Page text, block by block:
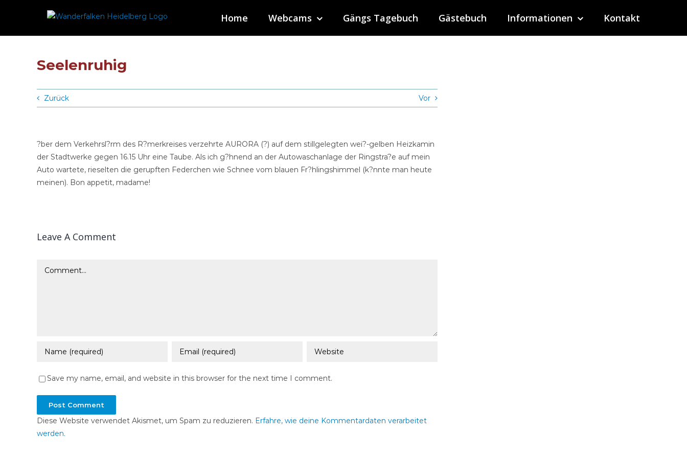
Home Webcams Gängs Tagebuch Gästebuch Informationen Kontakt
Seelenruhig
Zurück Vor
?ber dem Verkehrsl?rm des R?merkreises verzehrte AURORA (?) auf dem stillgelegten wei?-gelben Heizkamin
der Stadtwerke gegen 16.15 Uhr eine Taube. Als ich g?hnend an der Autowaschanlage der Ringstra?e auf mein
Auto wartete, rieselten die gerupften Federchen wie Schnee vom blauen Fr?hlingshimmel (k?nnte man heute
meinen). Bon appetit, madame!
Leave A Comment
Comment
Save my name, email, and website in this browser for the next time I comment.
Diese Website verwendet Akismet, um Spam zu reduzieren. Erfahre, wie deine Kommentardaten verarbeitet
werden.